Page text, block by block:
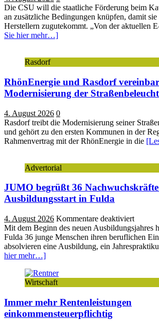
Die CSU will die staatliche Förderung beim
an zusätzliche Bedingungen knüpfen, damit
Herstellern zugutekommt. „Von der aktuellen
Sie hier mehr…]
Rasdorf
RhönEnergie und Rasdorf
Modernisierung der
4. August 2026 0
Rasdorf treibt die Modernisierung seiner
und gehört zu den ersten Kommunen in der
Rahmenvertrag mit der RhönEnergie in die
Advertorial
JUMO begrüßt 36
Ausbildungsstart in Fulda
4. August 2026 Kommentare deaktiviertfür
JUMO
begrüßt
36
Mit dem Beginn des neuen Ausbildungsjahres
Fulda 36 junge Menschen ihren beruflichen
absolvieren eine Ausbildung, ein
hier mehr…]
Wirtschaft
Immer mehr Rentenleistungen
einkommensteuerpflichtig